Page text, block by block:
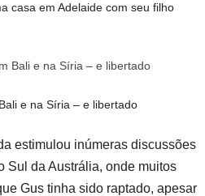
casa em Adelaide com seu filho
e na Síria – e libertado
estimulou inúmeras discussões
Sul da Austrália, onde muitos
Gus tinha sido raptado, apesar